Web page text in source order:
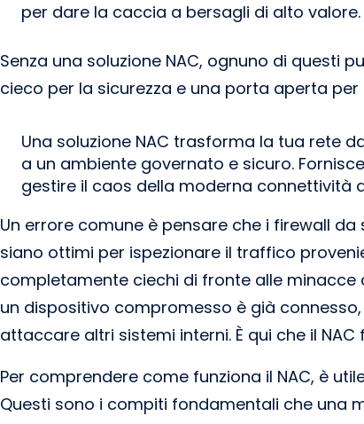
per dare la caccia a bersagli di alto valore.
Senza una soluzione NAC, ognuno di questi
cieco per la sicurezza e una porta aperta per
Una soluzione NAC trasforma la tua rete
a un ambiente governato e sicuro.
gestire il caos della moderna connettività
Un errore comune è pensare che i firewall
siano ottimi per ispezionare il traffico
completamente ciechi di fronte alle minacce
un dispositivo compromesso è già
attaccare altri sistemi interni. È qui che il
Per comprendere come funziona il NAC, è
Questi sono i compiti fondamentali che una